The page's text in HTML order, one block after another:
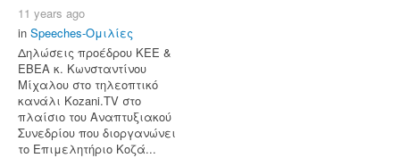
11 years ago
in Speeches-Ομιλίες
Δηλώσεις προέδρου ΚΕΕ &
ΕΒΕΑ κ. Κωνσταντίνου
Μίχαλου στο τηλεοπτικό
κανάλι Kozani.TV στο
πλαίσιο του Αναπτυξιακού
Συνεδρίου που διοργανώνει
το Επιμελητήριο Κοζά...